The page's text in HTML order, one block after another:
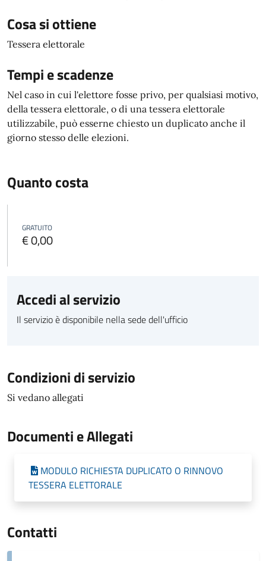
Cosa si ottiene
Tessera elettorale
Tempi e scadenze
Nel caso in cui l'elettore fosse privo, per qualsiasi motivo,
della tessera elettorale, o di una tessera elettorale
utilizzabile, può esserne chiesto un duplicato anche il
giorno stesso delle elezioni.
Quanto costa
GRATUITO
€ 0,00
Accedi al servizio
Il servizio è disponibile nella sede dell'ufficio
Condizioni di servizio
Si vedano allegati
Documenti e Allegati
MODULO RICHIESTA DUPLICATO O RINNOVO
TESSERA ELETTORALE
Contatti